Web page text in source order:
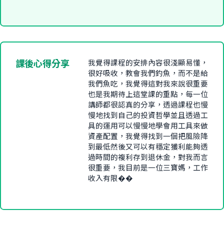
課後心得分享
我覺得課程的安排內容很淺顯易懂，
很好吸收，教會我們釣魚，而不是給
我們魚吃，我覺得這對我來說很重要
也是我期待上這堂課的重點，每一位
講師都很認真的分享，透過課程也慢
慢地找到自己的投資哲學並且透過工
具的運用可以慢慢地學會用工具來做
資產配置，我覺得找到一個把風險降
到最低然後又可以有穩定獲利能夠透
過時間的複利存到退休金，對我而言
很重要，我目前是一位三寶媽，工作
收入有限��